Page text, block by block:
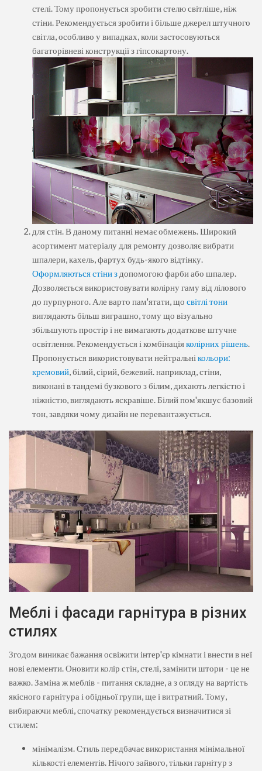
стелі. Тому пропонується зробити стелю світліше, ніж
стіни. Рекомендується зробити і більше джерел штучного
світла, особливо у випадках, коли застосовуються
багаторівневі конструкції з гіпсокартону.
для стін. В даному питанні немає обмежень. Широкий
асортимент матеріалу для ремонту дозволяє вибрати
шпалери, кахель, фартух будь-якого відтінку.
Оформляються стіни з допомогою фарби або шпалер.
Дозволяється використовувати колірну гаму від лілового
до пурпурного. Але варто пам'ятати, що світлі тони
виглядають більш виграшно, тому що візуально
збільшують простір і не вимагають додаткове штучне
освітлення. Рекомендується і комбінаціяколірних рішень.
Пропонується використовувати нейтральні кольори:
кремовий, білий, сірий, бежевий. наприклад, стіни,
виконані в тандемі бузкового з білим, дихають легкістю і
ніжністю, виглядають яскравіше. Білий пом'якшує базовий
тон, завдяки чому дизайн не перевантажується.
Меблі і фасади гарнітура в різних
стилях
Згодом виникає бажання освіжити інтер'єр кімнати і внести в неї
нові елементи. Оновити колір стін, стелі, замінити штори - це не
важко. Заміна ж меблів - питання складне, а з огляду на вартість
якісного гарнітура і обідньої групи, ще і витратний. Тому,
вибираючи меблі, спочатку рекомендується визначитися зі
стилем:
мінімалізм. Стиль передбачає використання мінімальної
кількості елементів. Нічого зайвого, тільки гарнітур з